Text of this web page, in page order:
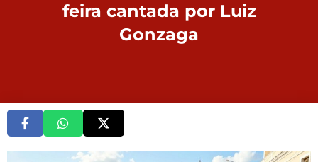
feira cantada por Luiz
Gonzaga